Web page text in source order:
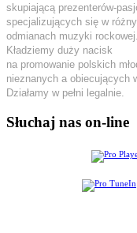
skupiającą prezenterów-
specjalizujących się w
odmianach muzyki rockowej.
Kładziemy duży nacisk
na promowanie polskich
nieznanych a obiecujących
Działamy w pełni legalnie.
Słuchaj nas on-line